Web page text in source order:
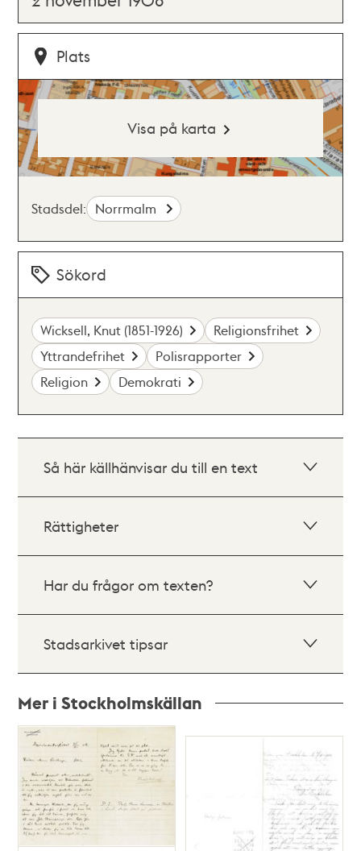
Plats
Visa på karta
Stadsdel: Norrmalm
Sökord
Wicksell, Knut (1851-1926)
Religionsfrihet
Yttrandefrihet
Polisrapporter
Religion
Demokrati
Så här källhänvisar du till en text
Rättigheter
Har du frågor om texten?
Stadsarkivet tipsar
Mer i Stockholmskällan
Relaterade
och
teman